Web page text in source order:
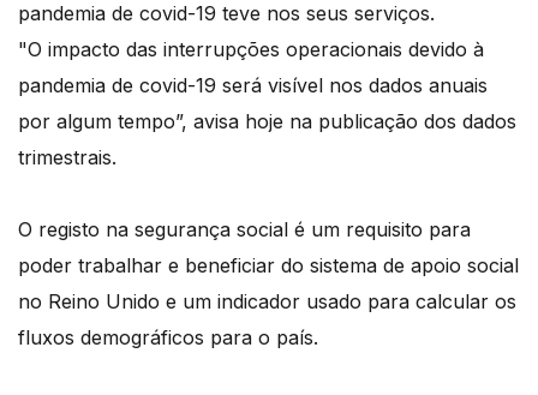
pandemia de covid-19 teve nos seus serviços.
"O impacto das interrupções operacionais devido à
pandemia de covid-19 será visível nos dados anuais
por algum tempo”, avisa hoje na publicação dos dados
trimestrais.
O registo na segurança social é um requisito para
poder trabalhar e beneficiar do sistema de apoio social
no Reino Unido e um indicador usado para calcular os
fluxos demográficos para o país.